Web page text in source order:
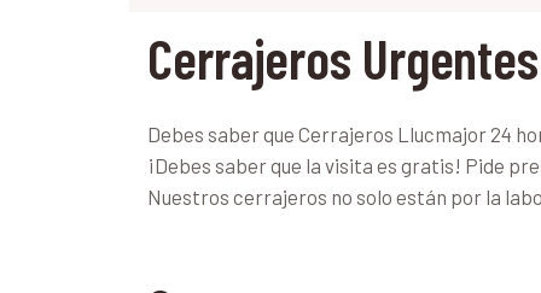
Cerrajeros
Debes saber que Cerrajeros Llucmajor 24
¡Debes saber que la visita es gratis! Pide
Nuestros cerrajeros no solo están por la